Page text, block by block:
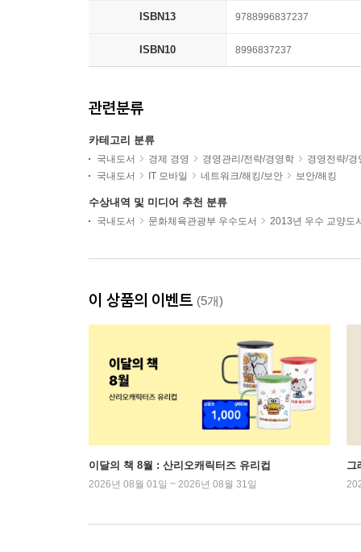
ISBN13 9788996837237
ISBN10 8996837237
관련분류
카테고리 분류
국내도서 경제 경영 경영관리/전략/경영학
경영전략/경
국내도서
IT 모바일 네트워크/해킹/보안 보안/해킹
수상내역 및 미디어 추천 분류
국내도서 문화체육관광부 우수도서 2013년 우수 교양도
이 상품의 이벤트 (5개)
이달의 책 8월 : 산리오캐릭터즈 유리컵
2026년 08월 01일 ~ 2026년 08월 31일
그